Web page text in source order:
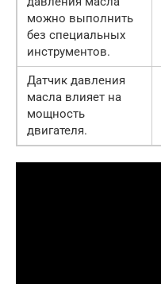
можно выполнить
без специальных
инструментов.
Датчик давления
масла влияет на
мощность
двигателя.